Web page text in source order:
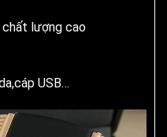
chất lượng cao
USB…